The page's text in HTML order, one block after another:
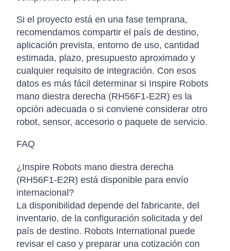
Si el proyecto está en una fase temprana,
recomendamos compartir el país de destino,
aplicación prevista, entorno de uso, cantidad
estimada, plazo, presupuesto aproximado y
cualquier requisito de integración. Con esos
datos es más fácil determinar si Inspire Robots
mano diestra derecha (RH56F1-E2R) es la
opción adecuada o si conviene considerar otro
robot, sensor, accesorio o paquete de servicio.
FAQ
¿Inspire Robots mano diestra derecha
(RH56F1-E2R) está disponible para envío
internacional?
La disponibilidad depende del fabricante, del
inventario, de la configuración solicitada y del
país de destino. Robots International puede
revisar el caso y preparar una cotización con